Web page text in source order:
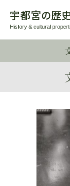
宇都宮の歴
History & cultural